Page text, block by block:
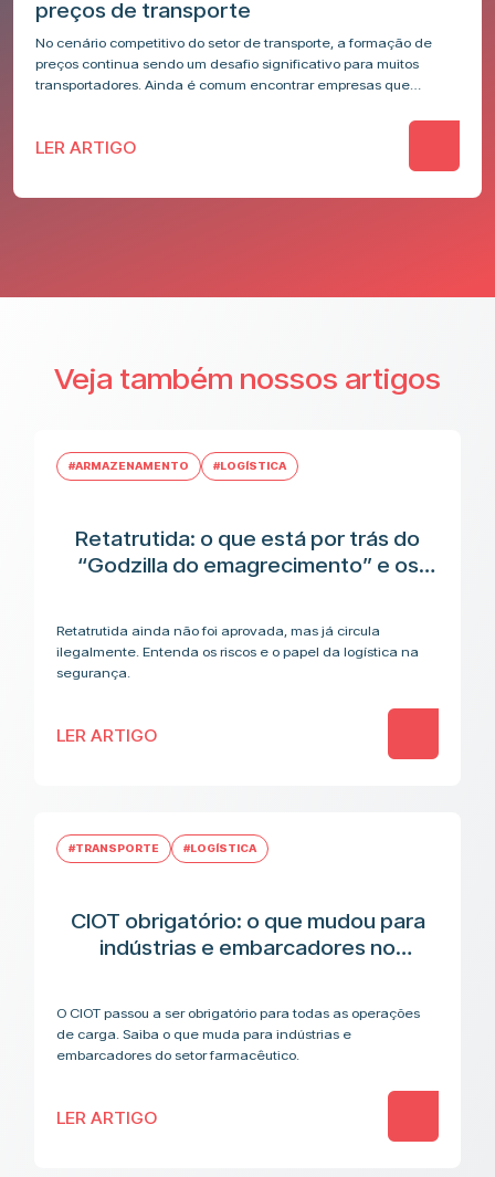
preços de transporte
No cenário competitivo do setor de transporte, a formação de
preços continua sendo um desafio significativo para muitos
transportadores. Ainda é comum encontrar empresas que
LER ARTIGO
Veja também nossos artigos
#ARMAZENAMENTO #LOGÍSTICA
Retatrutida: o que está por trás do
“Godzilla do emagrecimento” e os
Retatrutida ainda não foi aprovada, mas já circula
ilegalmente. Entenda os riscos e o papel da logística na
segurança.
LER ARTIGO
#TRANSPORTE #LOGÍSTICA
CIOT obrigatório: o que mudou para
indústrias e embarcadores no
O CIOT passou a ser obrigatório para todas as operações
de carga. Saiba o que muda para indústrias e
embarcadores do setor farmacêutico.
LER ARTIGO